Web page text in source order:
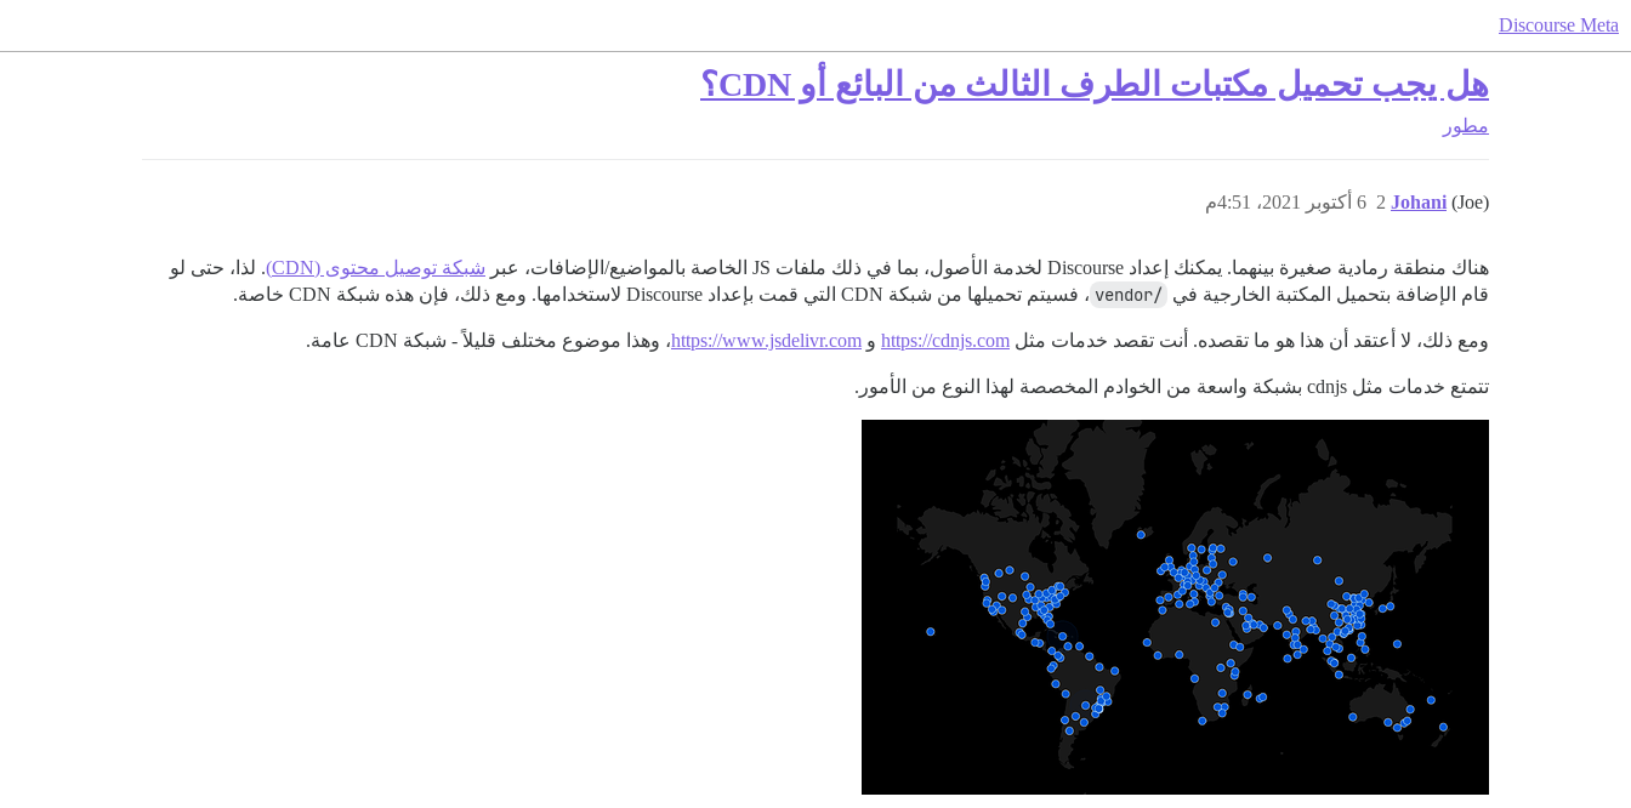
Discourse Meta
هل يجب تحميل مكتبات الطرف الثالث من البائع أو CDN؟
مطور
Johani (Joe) 6 أكتوبر 2021، 4:51م 2
هناك منطقة رمادية صغيرة بينهما. يمكنك إعداد Discourse لخدمة الأصول، بما في ذلك ملفات JS الخاصة بالمواضيع/الإضافات، عبر شبكة توصيل محتوى (CDN)
. لذا، حتى لو
قام الإضافة بتحميل المكتبة الخارجية في /vendor ، فسيتم تحميلها من شبكة CDN التي قمت بإعداد Discourse لاستخدامها. ومع ذلك، فإن هذه شبكة CDN خاصة.
ومع ذلك، لا أعتقد أن هذا هو ما تقصده. أنت تقصد خدمات مثل https://cdnjs.com و https://www.jsdelivr.com، وهذا موضوع مختلف قليلاً - شبكة CDN عامة.
تتمتع خدمات مثل cdnjs بشبكة واسعة من الخوادم المخصصة لهذا النوع من الأمور.